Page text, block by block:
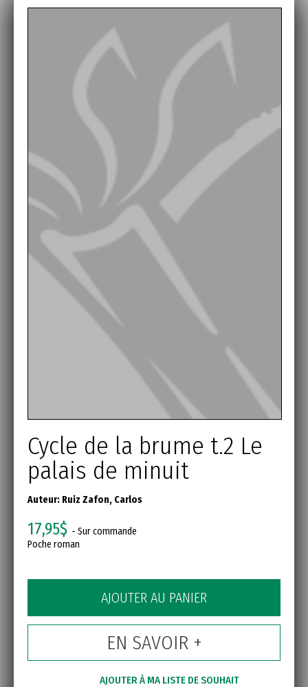
Cycle de la brume t.2 Le
palais de minuit
Auteur: Ruiz Zafon, Carlos
17,95$ - Sur commande
Poche roman
AJOUTER AU PANIER
EN SAVOIR +
AJOUTER À MA LISTE DE SOUHAIT